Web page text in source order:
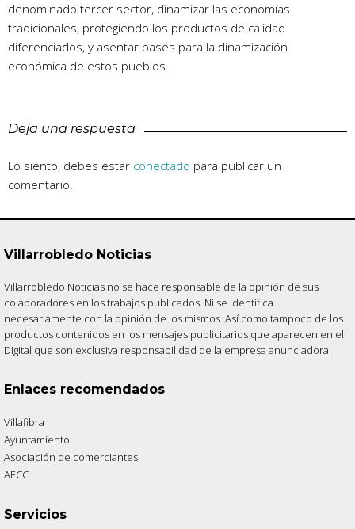
denominado tercer sector, dinamizar las economías
tradicionales, protegiendo los productos de calidad
diferenciados, y asentar bases para la dinamización
económica de estos pueblos.
Deja una respuesta
Lo siento, debes estar conectado para publicar un
comentario.
Villarrobledo Noticias
Villarrobledo Noticias no se hace responsable de la opinión de sus
colaboradores en los trabajos publicados. Ni se identifica
necesariamente con la opinión de los mismos. Así como tampoco de los
productos contenidos en los mensajes publicitarios que aparecen en el
Digital que son exclusiva responsabilidad de la empresa anunciadora.
Enlaces recomendados
Villafibra
Ayuntamiento
Asociación de comerciantes
AECC
Servicios